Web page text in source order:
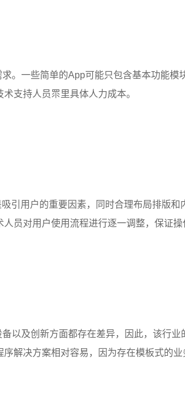
。一些简单的App可能只包含基本功能
支持人员眔里具体人力成本。
引用户的重要因素，同时合理布局排版
员对用户使用流程进行逐一调整，保证操
以及创新方面都存在差异，因此，该行
解决方案相对容易，因为存在模板式的